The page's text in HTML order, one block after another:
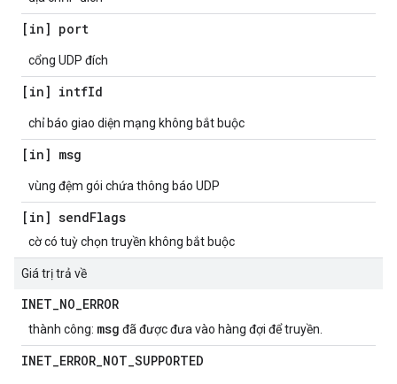
[in] port
cổng UDP đích
[in] intfId
chỉ báo giao diện mạng không bắt buộc
[in] msg
vùng đệm gói chứa thông báo UDP
[in] sendFlags
cờ có tuỳ chọn truyền không bắt buộc
Giá trị trả về
INET_NO_ERROR
thành công: msg đã được đưa vào hàng đợi để truyền.
INET_ERROR_NOT_SUPPORTED